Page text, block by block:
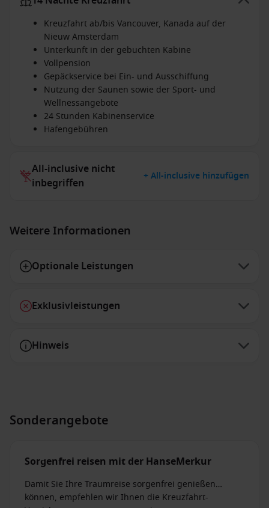
Kreuzfahrt ab/bis Vancouver, Kanada auf der
Nieuw Amsterdam
Unterkunft in der gebuchten Kabine
Vollpension
Gepäckservice bei Ein- und Ausschiffung
Nutzung der Saunen sowie der Sport- und
Wellnessangebote
24 Stunden Kabinenservice
Hafengebühren
All-inclusive nicht
inbegriffen
+ All-inclusive hinzufügen
Weitere Informationen
Optionale Leistungen
Exklusivleistungen
Hinweis
Sonderangebote
Sorgenfrei reisen mit der HanseMerkur
Damit Sie Ihre Traumreise sorgenfrei genießen
können, empfehlen wir Ihnen die Kreuzfahrt-